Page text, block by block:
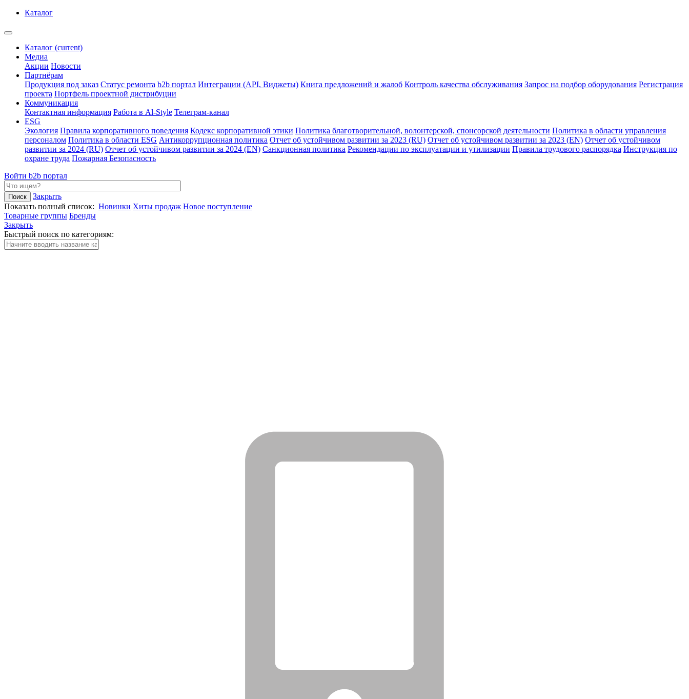
Каталог
Каталог (current)
Медиа
Акции Новости
Партнёрам
Продукция под заказ Статус ремонта b2b портал Интеграции (API, Виджеты) Книга предложений и жалоб Контроль качества обслуживания Запрос на подбор оборудования Регистрация
проекта Портфель проектной дистрибуции
Коммуникация
Контактная информация Работа в Al-Style Телеграм-канал
ESG
Экология Правила корпоративного поведения Кодекс корпоративной этики Политика благотворительной, волонтерской, спонсорской деятельности Политика в области управления
персоналом Политика в области ESG Антикоррупционная политика Отчет об устойчивом развитии за 2023 (RU) Отчет об устойчивом развитии за 2023 (EN) Отчет об устойчивом
развитии за 2024 (RU) Отчет об устойчивом развитии за 2024 (EN) Санкционная политика Рекомендации по эксплуатации и утилизации Правила трудового распорядка Инструкция по
охране труда Пожарная Безопасность
Войти b2b портал
Закрыть
Показать полный список: Новинки Хиты продаж Новое поступление
Товарные группы Бренды
Закрыть
Быстрый поиск по категориям: